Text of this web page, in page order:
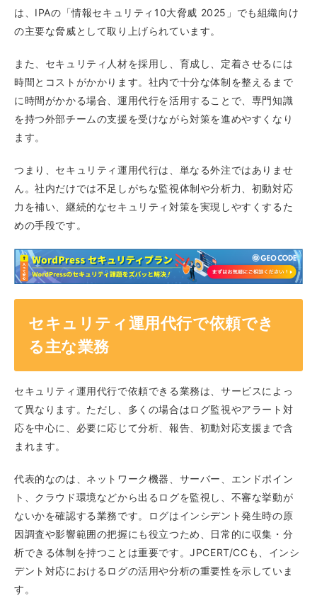
は、IPAの「情報セキュリティ10大脅威 2025」でも組織向け
の主要な脅威として取り上げられています。
また、セキュリティ人材を採用し、育成し、定着させるには
時間とコストがかかります。社内で十分な体制を整えるまで
に時間がかかる場合、運用代行を活用することで、専門知識
を持つ外部チームの支援を受けながら対策を進めやすくなり
ます。
つまり、セキュリティ運用代行は、単なる外注ではありませ
ん。社内だけでは不足しがちな監視体制や分析力、初動対応
力を補い、継続的なセキュリティ対策を実現しやすくするた
めの手段です。
セキュリティ運用代行で依頼でき
る主な業務
セキュリティ運用代行で依頼できる業務は、サービスによっ
て異なります。ただし、多くの場合はログ監視やアラート対
応を中心に、必要に応じて分析、報告、初動対応支援まで含
まれます。
代表的なのは、ネットワーク機器、サーバー、エンドポイン
ト、クラウド環境などから出るログを監視し、不審な挙動が
ないかを確認する業務です。ログはインシデント発生時の原
因調査や影響範囲の把握にも役立つため、日常的に収集・分
析できる体制を持つことは重要です。JPCERT/CCも、インシ
デント対応におけるログの活用や分析の重要性を示していま
す。